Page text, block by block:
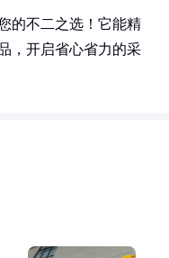
的不二之选！它能精
，开启省心省力的采